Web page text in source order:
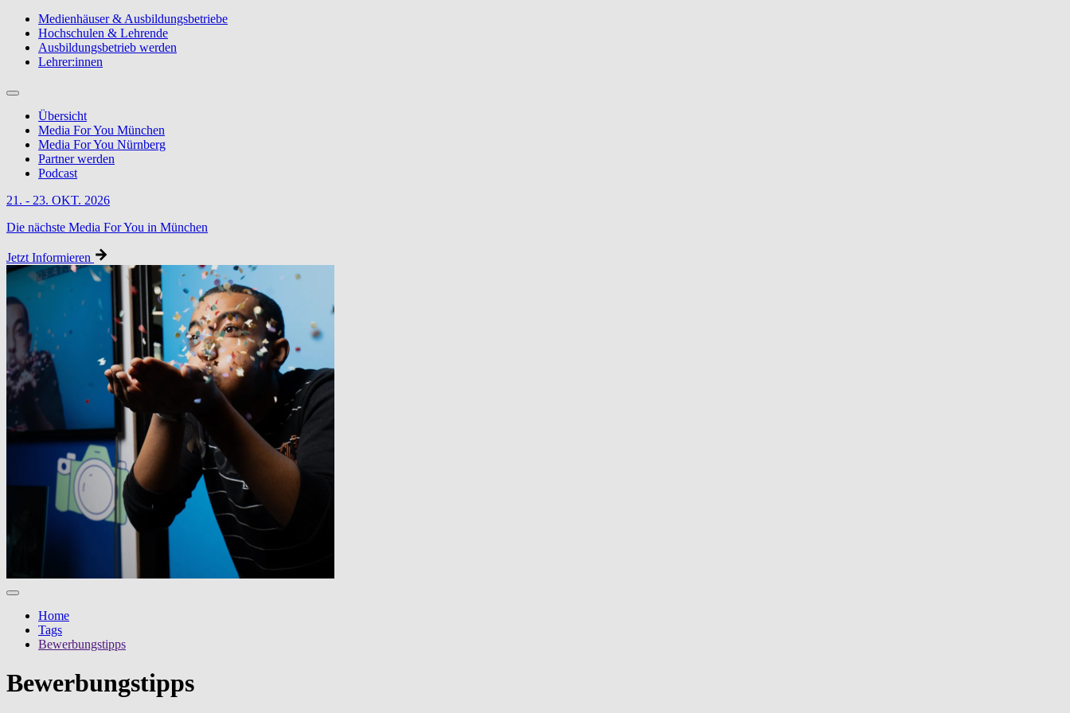
Medienhäuser & Ausbildungsbetriebe
Hochschulen & Lehrende
Ausbildungsbetrieb werden
Lehrer:innen
Übersicht
Media For You München
Media For You Nürnberg
Partner werden
Podcast
21. - 23. OKT. 2026
Die nächste Media For You in München
Jetzt Informieren
Home
Tags
Bewerbungstipps
Bewerbungstipps